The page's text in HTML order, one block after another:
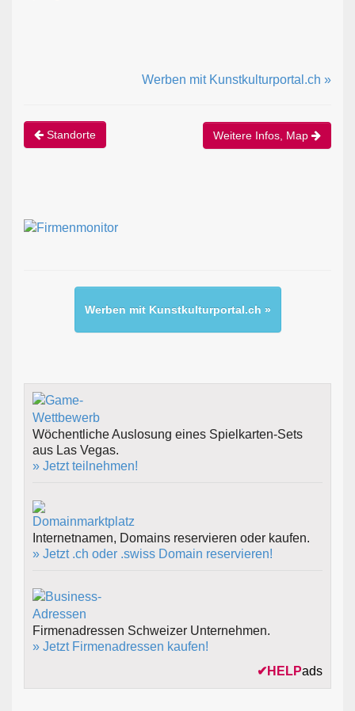
Werben mit Kunstkulturportal.ch »
Standorte Weitere Infos, Map
Werben mit Kunstkulturportal.ch »
Wöchentliche Auslosung eines Spielkarten-Sets
aus Las Vegas.
» Jetzt teilnehmen!
Internetnamen, Domains reservieren oder kaufen.
» Jetzt .ch oder .swiss Domain reservieren!
Firmenadressen Schweizer Unternehmen.
» Jetzt Firmenadressen kaufen!
✔ HELPads